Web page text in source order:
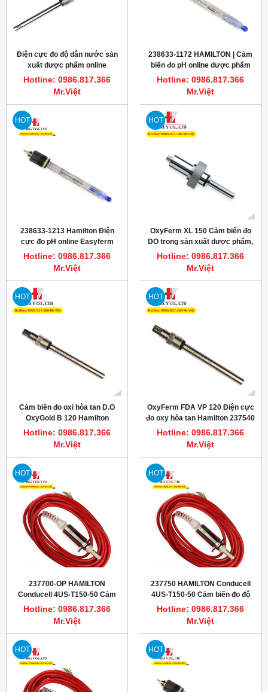
Điện cực đo độ dẫn nước sản
xuất dược phẩm online
Conducell UPW Arc PG13,5
Hotline: 0986.817.366
Mr.Việt
238633-1172 HAMILTON | Cảm
biến đo pH online dược phẩm
425mm Pt1000
Hotline: 0986.817.366
Mr.Việt
HOT
238633-1213 Hamilton Điện
cực đo pH online Easyferm
Plus PHI S8 120
Hotline: 0986.817.366
Mr.Việt
HOT
OxyFerm XL 150 Cảm biến đo
DO trong sản xuất dược phẩm,
sinh học, T82/D4
Hotline: 0986.817.366
Mr.Việt
HOT
Cảm biến đo oxi hòa tan D.O
OxyGold B 120 Hamilton
237180
Hotline: 0986.817.366
Mr.Việt
HOT
OxyFerm FDA VP 120 Điện cực
đo oxy hòa tan Hamilton 237540
Hotline: 0986.817.366
Mr.Việt
HOT
237700-OP HAMILTON
Conducell 4US-T150-50 Cảm
biến đo độ dẫn, L37mm
Hotline: 0986.817.366
Mr.Việt
HOT
237750 HAMILTON Conducell
4US-T150-50 Cảm biến đo độ
dẫn, L50mm
Hotline: 0986.817.366
Mr.Việt
HOT HOT